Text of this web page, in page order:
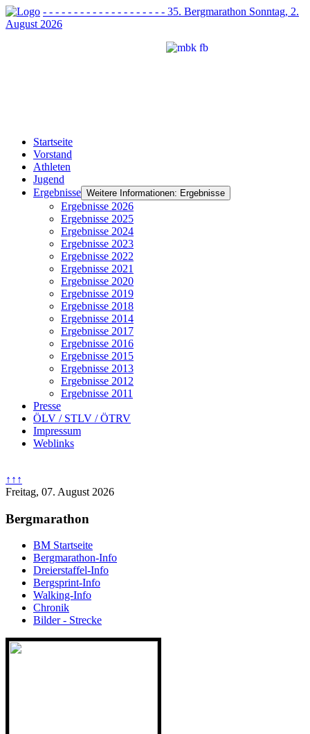
- - - - - - - - - - - - - - - - - - - - 35. Bergmarathon Sonntag, 2.
August 2026
Startseite
Vorstand
Athleten
Jugend
Ergebnisse Weitere Informationen: Ergebnisse
Ergebnisse 2026
Ergebnisse 2025
Ergebnisse 2024
Ergebnisse 2023
Ergebnisse 2022
Ergebnisse 2021
Ergebnisse 2020
Ergebnisse 2019
Ergebnisse 2018
Ergebnisse 2014
Ergebnisse 2017
Ergebnisse 2016
Ergebnisse 2015
Ergebnisse 2013
Ergebnisse 2012
Ergebnisse 2011
Presse
ÖLV / STLV / ÖTRV
Impressum
Weblinks
↑↑↑
Freitag, 07. August 2026
Bergmarathon
BM Startseite
Bergmarathon-Info
Dreierstaffel-Info
Bergsprint-Info
Walking-Info
Chronik
Bilder - Strecke